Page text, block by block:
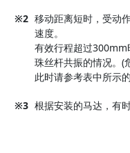
※2 移动距离短时，受动
速度。
有效行程超过300mm
珠丝杆共振的情况。(
此时请参考表中所示
※3 根据安装的马达，有